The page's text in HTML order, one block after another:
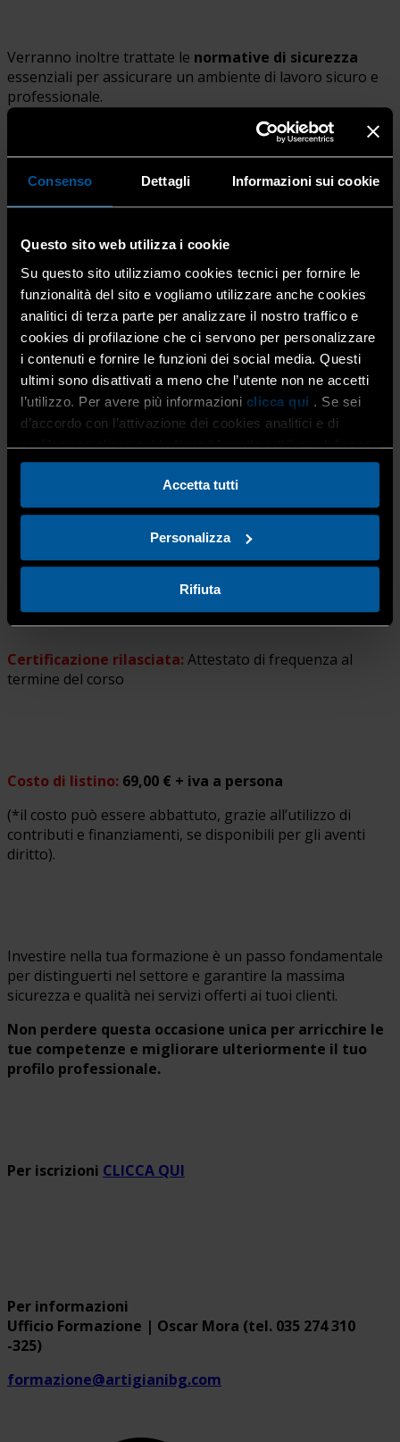
Consenso Dettagli Informazioni sui cookie
Questo sito web utilizza i cookie
Su questo sito utilizziamo cookies tecnici per fornire le
funzionalità del sito e vogliamo utilizzare anche cookies
analitici di terza parte per analizzare il nostro traffico e
cookies di profilazione che ci servono per personalizzare
i contenuti e fornire le funzioni dei social media. Questi
ultimi sono disattivati a meno che l’utente non ne accetti
l’utilizzo. Per avere più informazioni clicca qui . Se sei
d’accordo con l’attivazione dei cookies analitici e di
profilazione clicca sul bottone “Accetta tutti” qui di fianco.
Accetta tutti
Personalizza
Rifiuta
Verranno inoltre trattate le normative di sicurezza
essenziali per assicurare un ambiente di lavoro sicuro e
professionale.
INFORMAZIONI UTILI:
Durata del corso:3 ore
Data di svolgimento:
Lunedì 16 settembre dalle 10:00 alle 13:00
Sede del corso:Confartigianato Imprese Bergamo
Via Torretta, 12 – Bergamo
Disponibilità di parcheggio interno
Certificazione rilasciata:Attestato di frequenza al
termine del corso
Costo di listino: 69,00 € + iva a persona
(*il costo può essere abbattuto, grazie all’utilizzo di
contributi e finanziamenti, se disponibili per gli aventi
diritto).
Investire nella tua formazione è un passo fondamentale
per distinguerti nel settore e garantire la massima
sicurezza e qualità nei servizi offerti ai tuoi clienti.
Non perdere questa occasione unica per arricchire le
tue competenze e migliorare ulteriormente il tuo
profilo professionale.
Per iscrizioni CLICCA QUI
Per informazioni
Ufficio Formazione | Oscar Mora (tel. 035 274 310
-325)
formazione@artigianibg.com